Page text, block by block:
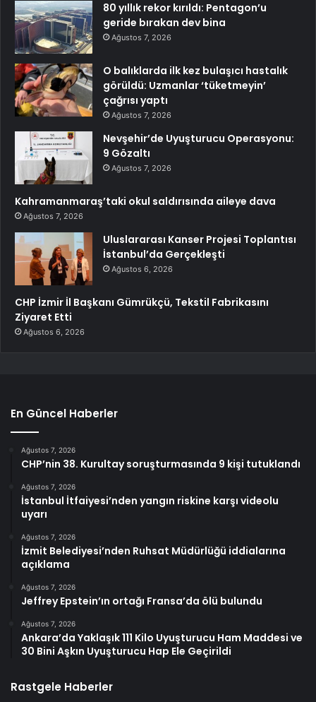
80 yıllık rekor kırıldı: Pentagon’u
geride bırakan dev bina
Ağustos 7, 2026
O balıklarda ilk kez bulaşıcı hastalık
görüldü: Uzmanlar ‘tüketmeyin’
çağrısı yaptı
Ağustos 7, 2026
Nevşehir’de Uyuşturucu Operasyonu:
9 Gözaltı
Ağustos 7, 2026
Kahramanmaraş’taki okul saldırısında aileye dava
Ağustos 7, 2026
Uluslararası Kanser Projesi Toplantısı
İstanbul’da Gerçekleşti
Ağustos 6, 2026
CHP İzmir İl Başkanı Gümrükçü, Tekstil Fabrikasını
Ziyaret Etti
Ağustos 6, 2026
En Güncel Haberler
Ağustos 7, 2026
CHP’nin 38. Kurultay soruşturmasında 9 kişi tutuklandı
Ağustos 7, 2026
İstanbul İtfaiyesi’nden yangın riskine karşı videolu
uyarı
Ağustos 7, 2026
İzmit Belediyesi’nden Ruhsat Müdürlüğü iddialarına
açıklama
Ağustos 7, 2026
Jeffrey Epstein’ın ortağı Fransa’da ölü bulundu
Ağustos 7, 2026
Ankara’da Yaklaşık 111 Kilo Uyuşturucu Ham Maddesi ve
30 Bini Aşkın Uyuşturucu Hap Ele Geçirildi
Rastgele Haberler